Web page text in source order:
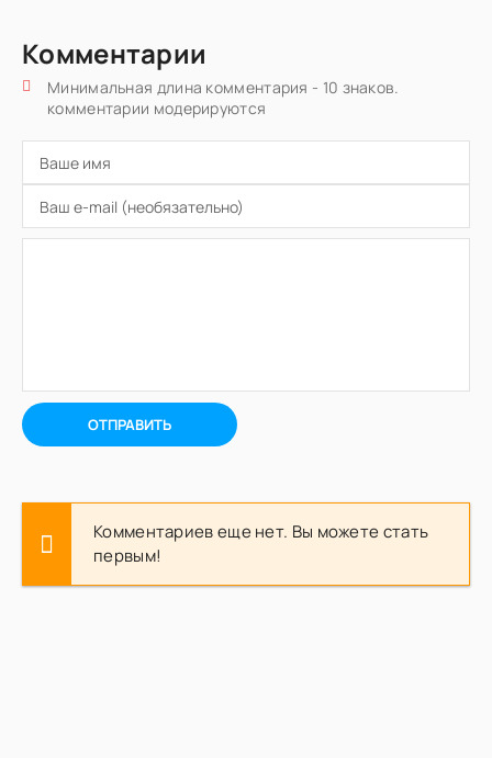
Комментарии
Минимальная длина комментария - 10 знаков.
комментарии модерируются
ОТПРАВИТЬ
Комментариев еще нет. Вы можете стать
первым!